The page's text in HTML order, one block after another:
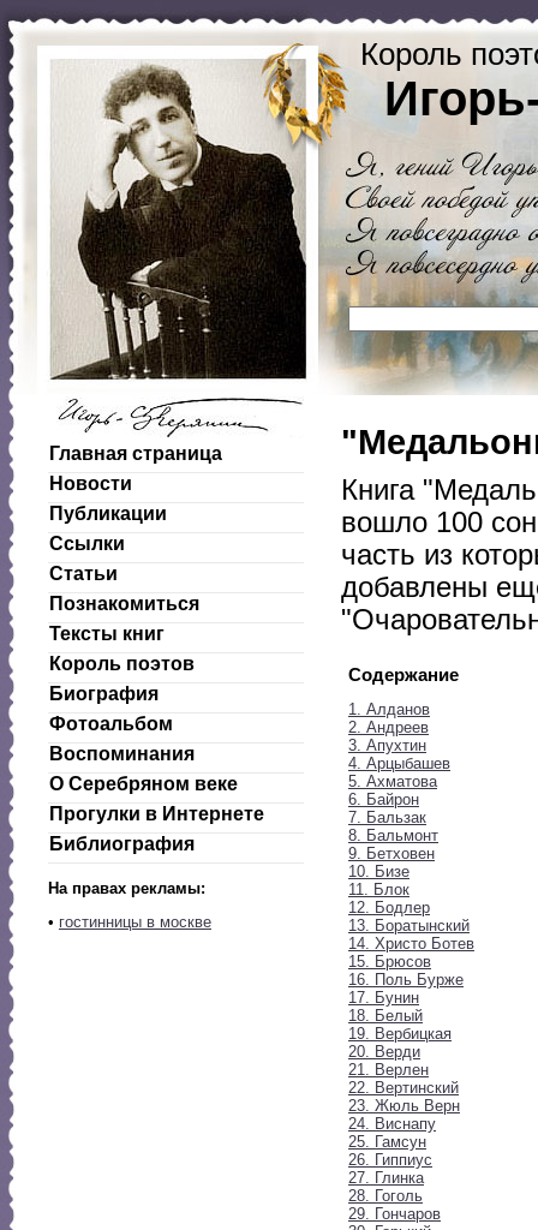
Король
Главная страница
Новости
Публикации
Ссылки
Статьи
Познакомиться
Тексты книг
Король поэтов
Биография
Фотоальбом
Воспоминания
О Серебряном веке
Прогулки в Интернете
Библиография
На правах рекламы:
• гостинницы в москве
Книга
вошло 100
часть из
добавлены
Содержание
1. Алданов
2. Андреев
3. Апухтин
4. Арцыбашев
5. Ахматова
6. Байрон
7. Бальзак
8. Бальмонт
9. Бетховен
10. Бизе
11. Блок
12. Бодлер
13. Боратынский
14. Христо Ботев
15. Брюсов
16. Поль Бурже
17. Бунин
18. Белый
19. Вербицкая
20. Верди
21. Верлен
22. Вертинский
23. Жюль Верн
24. Виснапу
25. Гамсун
26. Гиппиус
27. Глинка
28. Гоголь
29. Гончаров